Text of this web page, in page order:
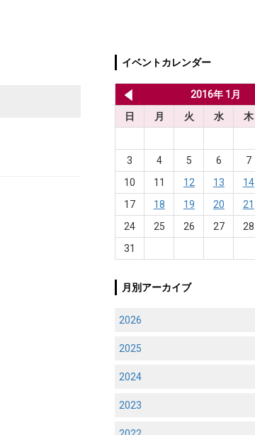
イベントカレンダー
2015年 12月2016年 1月
日
月 火 水 木
3
4 5 6 7
10
11 12 13 14
17
18 19 20 21
24
25 26 27 28
31
月別アーカイブ
2026
2025
2024
2023